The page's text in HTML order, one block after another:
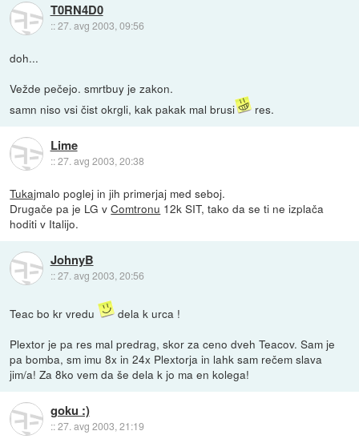
T0RN4D0
::27. avg 2003, 09:56
doh...
Vežde pečejo. smrtbuy je zakon.
samn niso vsi čist okrgli, kak pakak mal brusi
res.
Lime
::27. avg 2003, 20:38
Tukajmalo poglej in jih primerjaj med seboj.
Drugače pa je LG vComtronu 12k SIT, tako da se ti ne izplača
hoditi v Italijo.
JohnyB
::27. avg 2003, 20:56
Teac bo kr vredu
dela k urca !
Plextor je pa res mal predrag, skor za ceno dveh Teacov. Sam je
pa bomba, sm imu 8x in 24x Plextorja in lahk sam rečem slava
jim/a! Za 8ko vem da še dela k jo ma en kolega!
goku :)
::27. avg 2003, 21:19